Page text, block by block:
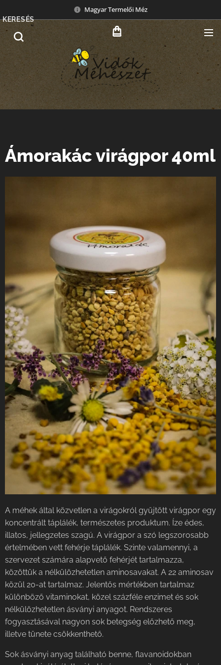
Magyar Termelői Méz
KERESÉS
Ámorakác virágpor 40ml
A méhek által közvetlen a virágokról gyűjtött virágpor egy
koncentrált táplálék, természetes produktum. Íze édes,
illatos, jellegzetes szagú. A virágpor a szó legszorosabb
értelmében vett fehérje táplálék. Szinte valamennyi, a
szervezet számára alapvető fehérjét tartalmazza,
közöttük a nélkülözhetetlen aminosavakat. A 22 aminosav
közül 20-at tartalmaz. Jelentős mértékben tartalmaz
különböző vitaminokat, közel százféle enzimet és sok
nélkülözhetetlen ásványi anyagot. Rendszeres
fogyasztásával nagyon sok betegség előzhető meg,
illetve tünete csökkenthető.
Sok ásványi anyag található benne, flavanoidokban